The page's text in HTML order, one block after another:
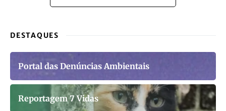
DESTAQUES
Portal das Denúncias Ambientais
Reportagem 7 Vidas